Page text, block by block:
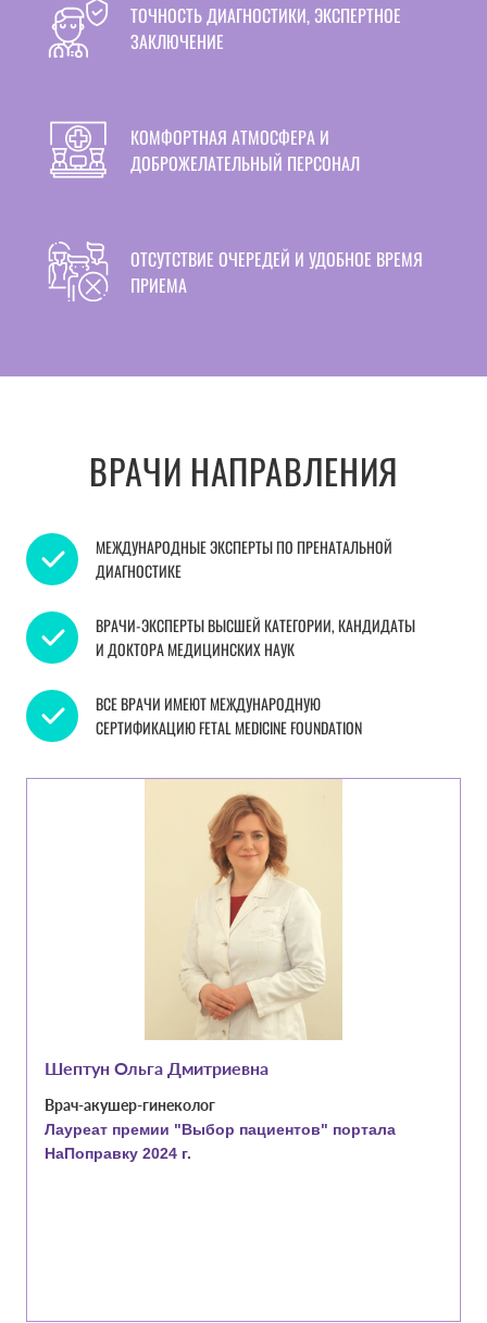
ТОЧНОСТЬ ДИАГНОСТИКИ, ЭКСПЕРТНОЕ
ЗАКЛЮЧЕНИЕ
КОМФОРТНАЯ АТМОСФЕРА И
ДОБРОЖЕЛАТЕЛЬНЫЙ ПЕРСОНАЛ
ОТСУТСТВИЕ ОЧЕРЕДЕЙ И УДОБНОЕ ВРЕМЯ
ПРИЕМА
ВРАЧИ НАПРАВЛЕНИЯ
МЕЖДУНАРОДНЫЕ ЭКСПЕРТЫ ПО ПРЕНАТАЛЬНОЙ
ДИАГНОСТИКЕ
ВРАЧИ-ЭКСПЕРТЫ ВЫСШЕЙ КАТЕГОРИИ, КАНДИДАТЫ
И ДОКТОРА МЕДИЦИНСКИХ НАУК
ВСЕ ВРАЧИ ИМЕЮТ МЕЖДУНАРОДНУЮ
СЕРТИФИКАЦИЮ FETAL MEDICINE FOUNDATION
Шептун Ольга Дмитриевна
Врач-акушер-гинеколог
Лауреат премии "Выбор пациентов" портала
НаПоправку 2024 г.